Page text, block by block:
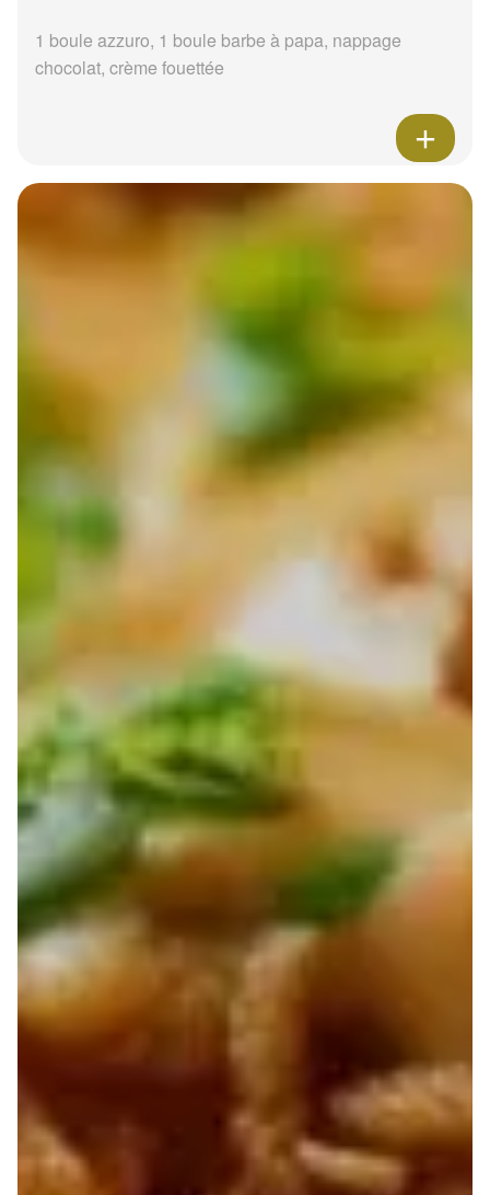
1 boule azzuro, 1 boule barbe à papa, nappage
chocolat, crème fouettée